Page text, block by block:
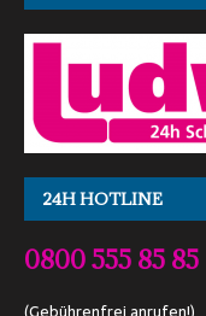
24H HOTLINE
0800 555 85 85